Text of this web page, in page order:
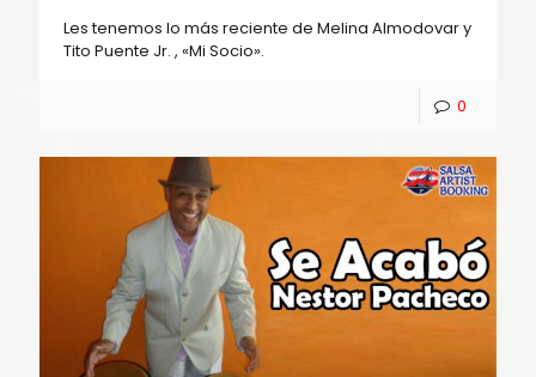
Les tenemos lo más reciente de Melina Almodovar y
Tito Puente Jr. , «Mi Socio».
0